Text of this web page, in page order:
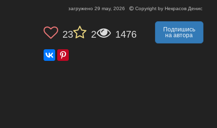
загружено 29 may, 2026 Copyright by Некрасов Денис
23 2 1476
Подпишись
на автора